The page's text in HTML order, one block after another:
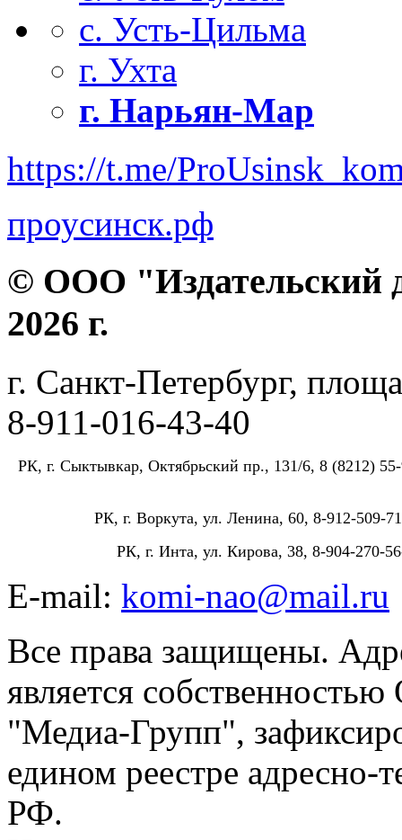
с. Усть-Цильма
г. Ухта
г. Нарьян-Мар
https://t.me/
проусинск.рф
© ООО "Издательский
2026 г.
г. Санкт-Петербург,
8-911-016-43-40
РК, г. Сыктывкар, Октябрьский пр., 131/6, 8 (8212)
РК, г. Воркута, ул. Ленина, 60, 8-912-509-
РК, г. Инта, ул. Кирова, 38, 8-904-270-
E-mail: komi-nao@mail.ru
Все права защищены.
является
"Медиа-Групп",
едином реестре адресно-
РФ.